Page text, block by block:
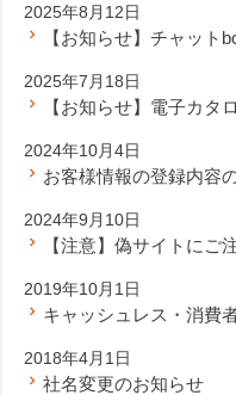
2025年8月12日
【お知らせ】チャット
2025年7月18日
【お知らせ】電子カタ
2024年10月4日
お客様情報の登録内容
2024年9月10日
【注意】偽サイトにご
2019年10月1日
キャッシュレス・消費
2018年4月1日
社名変更のお知らせ